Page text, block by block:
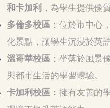
和卡加利 ，為學生提供優
多倫多校區 ：位於市中心
化景點，讓學生沉浸於英
溫哥華校區 ：坐落於風景
與都市生活的學習體驗。
卡加利校區 ：擁有友善的